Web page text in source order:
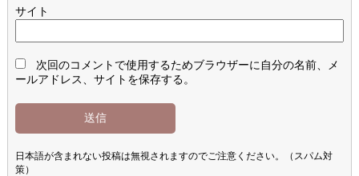
サイト
次回のコメントで使用するためブラウザーに自分の名前、メ
ールアドレス、サイトを保存する。
日本語が含まれない投稿は無視されますのでご注意ください。（スパム対
策）